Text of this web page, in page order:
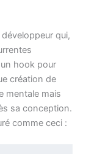
qui,
hook pour
création de
mentale mais
sa conception.
comme ceci :